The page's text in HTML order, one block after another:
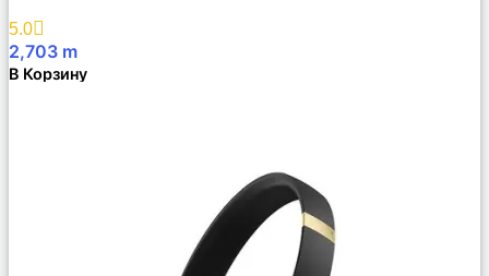
Избранное
5.0
2,703 m
В Корзину